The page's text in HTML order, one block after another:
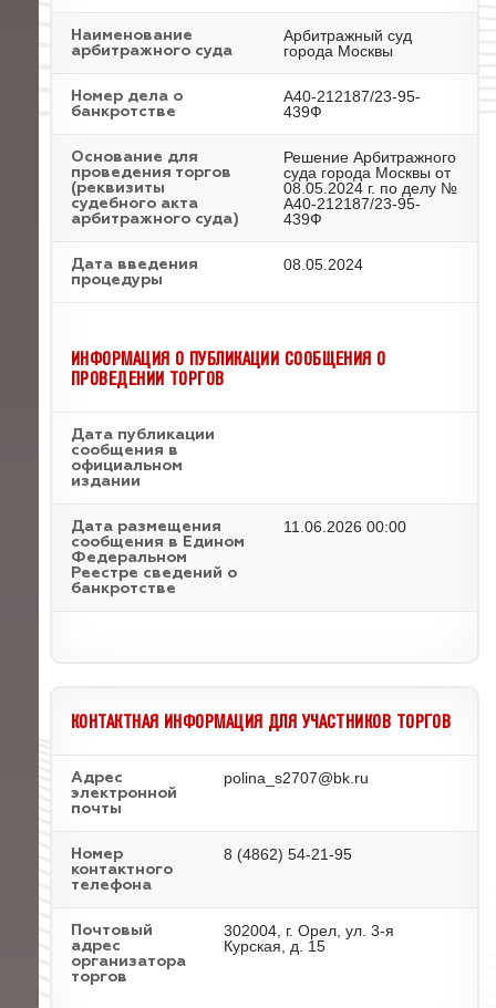
Наименование
арбитражного суда
Арбитражный суд
города Москвы
Номер дела о
банкротстве
А40-212187/23-95-
439Ф
Основание для
проведения торгов
(реквизиты
судебного акта
арбитражного суда)
Решение Арбитражного
суда города Москвы от
08.05.2024 г. по делу №
А40-212187/23-95-
439Ф
Дата введения
процедуры
08.05.2024
ИНФОРМАЦИЯ О ПУБЛИКАЦИИ СООБЩЕНИЯ О
ПРОВЕДЕНИИ ТОРГОВ
Дата публикации
сообщения в
официальном
издании
Дата размещения
сообщения в Едином
Федеральном
Реестре сведений о
банкротстве
11.06.2026 00:00
КОНТАКТНАЯ ИНФОРМАЦИЯ ДЛЯ УЧАСТНИКОВ ТОРГОВ
Адрес
электронной
почты
polina_s2707@bk.ru
Номер
контактного
телефона
8 (4862) 54-21-95
Почтовый
адрес
организатора
торгов
302004, г. Орел, ул. 3-я
Курская, д. 15